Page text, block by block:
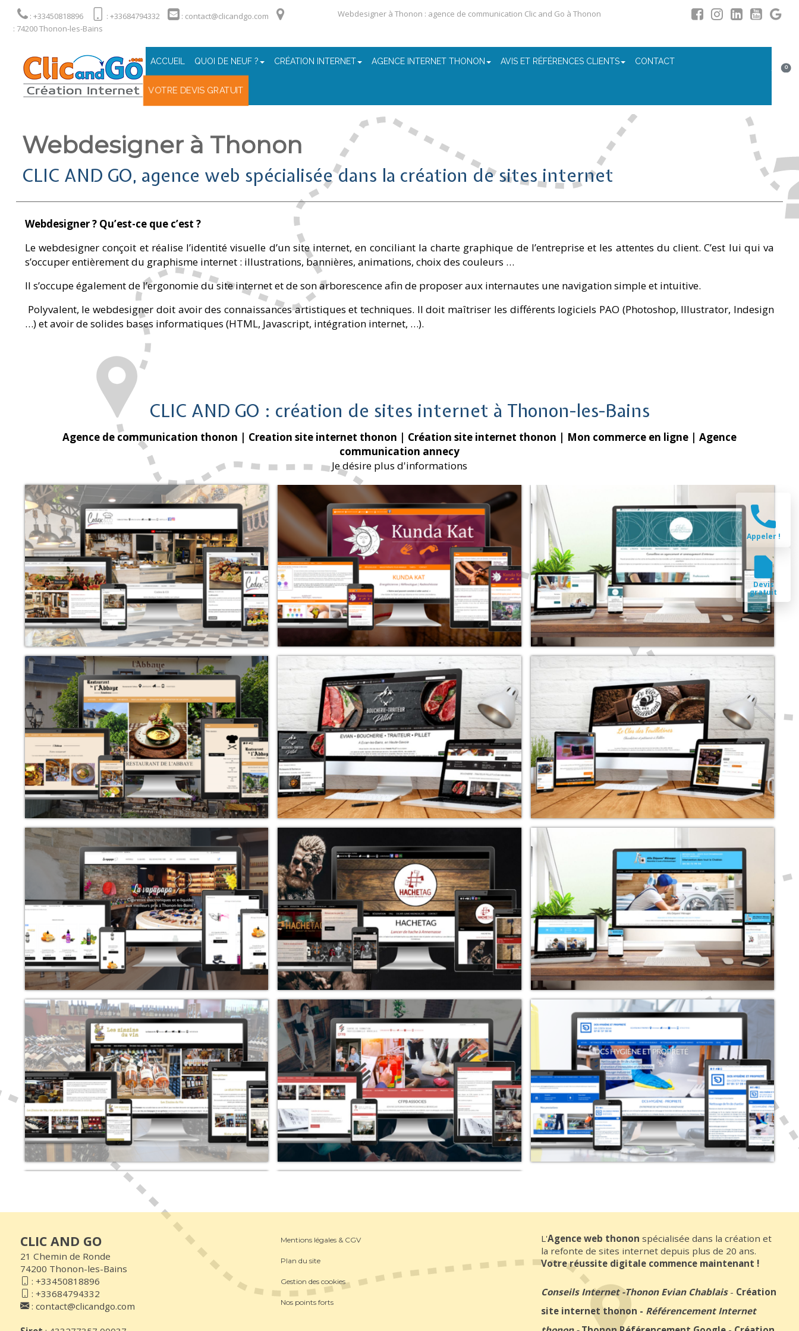
: +33450818896 : +33684794332
: contact@clicandgo.com
: 74200 Thonon-les-Bains
Webdesigner à Thonon : agence de communication Clic and Go à Thonon
ACCUEIL QUOI DE NEUF ? CRÉATION INTERNET AGENCE INTERNET THONON AVIS ET RÉFÉRENCES CLIENTS CONTACT
VOTRE DEVIS GRATUIT
0
Webdesigner à Thonon
CLIC AND GO, agence web spécialisée dans la création de sites internet
Webdesigner ? Qu’est-ce que c’est ?
Le webdesigner conçoit et réalise l’identité visuelle d’un site internet, en conciliant la charte graphique de l’entreprise et les attentes du client. C’est lui qui va
s’occuper entièrement du graphisme internet : illustrations, bannières, animations, choix des couleurs …
Il s’occupe également de l’ergonomie du site internet et de son arborescence afin de proposer aux internautes une navigation simple et intuitive.
Polyvalent, le webdesigner doit avoir des connaissances artistiques et techniques. Il doit maîtriser les différents logiciels PAO (Photoshop, Illustrator, Indesign
…) et avoir de solides bases informatiques (HTML, Javascript, intégration internet, …).
CLIC AND GO : création de sites internet à Thonon-les-Bains
Agence de communication thonon | Creation site internet thonon | Création site internet thonon | Mon commerce en ligne | Agence
communication annecy
Je désire plus d'informations
CLIC AND GO
21 Chemin de Ronde
74200 Thonon-les-Bains
: +33450818896
: +33684794332
: contact@clicandgo.com
Mentions légales & CGV
Plan du site
Gestion des cookies
Nos points forts
L'Agence web thonon spécialisée dans la création et
la refonte de sites internet depuis plus de 20 ans.
Votre réussite digitale commence maintenant !
Conseils Internet-Thonon Evian Chablais- Création
site internet thonon - Référencement Internet
Appeler !
Devis
gratuit